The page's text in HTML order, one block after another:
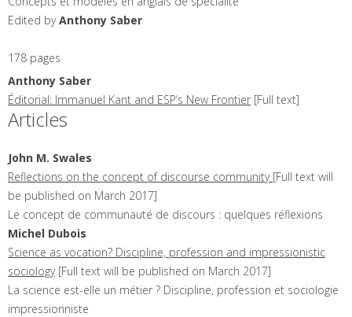
Edited byAnthony Saber
178 pages
Anthony Saber
Éditorial: Immanuel Kant and ESP’s New Frontier [Full text]
Articles
John M. Swales
Reflections on the concept of discourse community [Full text will
be published on March 2017]
Le concept de communauté de discours : quelques réflexions
Michel Dubois
Science as vocation? Discipline, profession and impressionistic
sociology [Full text will be published on March 2017]
La science est-elle un métier ? Discipline, profession et sociologie
impressionniste